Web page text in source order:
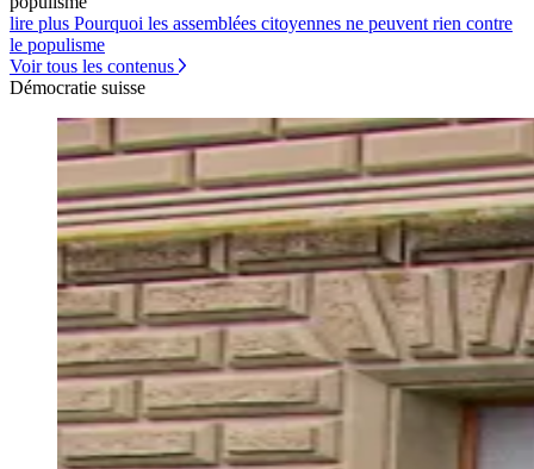
lire plus Pourquoi les assemblées citoyennes ne peuvent rien contre
le populisme
Voir tous les contenus
Démocratie suisse